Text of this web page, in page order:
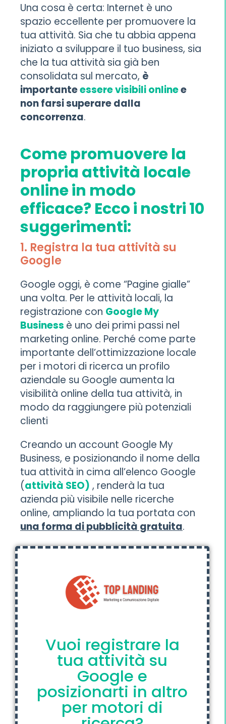
Una cosa è certa: Internet è uno
spazio eccellente per promuovere la
tua attività. Sia che tu abbia appena
iniziato a sviluppare il tuo business, sia
che la tua attività sia già ben
consolidata sul mercato, è
importanteessere visibili onlinee
non farsi superare dalla
concorrenza.
Come promuovere la
propria attività locale
online in modo
efficace? Ecco i nostri 10
suggerimenti:
1. Registra la tua attività su
Google
Google oggi, è come “Pagine gialle”
una volta. Per le attività locali, la
registrazione con Google My
Business è uno dei primi passi nel
marketing online. Perché come parte
importante dell’ottimizzazione locale
per i motori di ricerca un profilo
aziendale su Google aumenta la
visibilità online della tua attività, in
modo da raggiungere più potenziali
clienti
Creando un account Google My
Business, e posizionando il nome della
tua attività in cima all’elenco Google
(attività SEO) , renderà la tua
azienda più visibile nelle ricerche
online, ampliando la tua portata con
una forma di pubblicità gratuita.
Vuoi registrare la
tua attività su
Google e
posizionarti in altro
per motori di